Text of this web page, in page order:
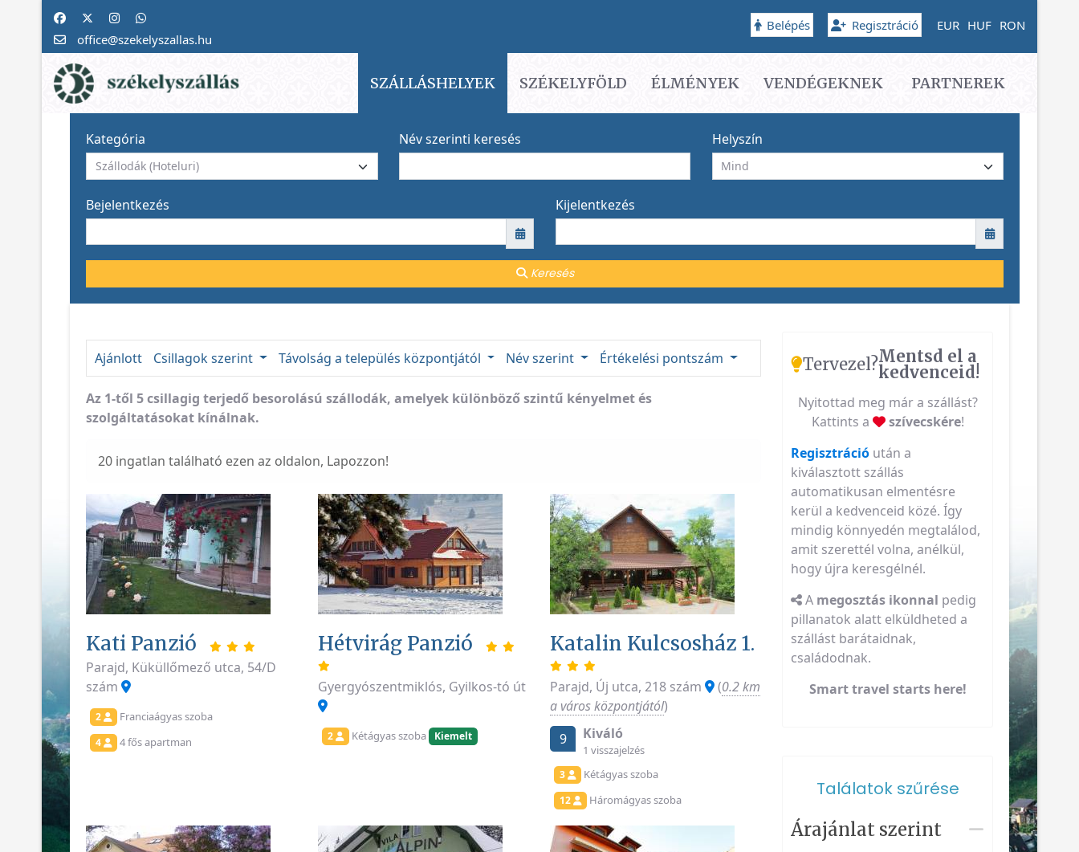
office@szekelyszallas.hu
Belépés Regisztráció EUR HUF RON
SZÁLLÁSHELYEK SZÉKELYFÖLD ÉLMÉNYEK VENDÉGEKNEK PARTNEREK
Kategória Név szerinti keresés Helyszín
Bejelentkezés Kijelentkezés
Keresés
Ajánlott Csillagok szerint Távolság a település központjától Név szerint Értékelési pontszám
Az 1-től 5 csillagig terjedő besorolású szállodák, amelyek különböző szintű kényelmet és
szolgáltatásokat kínálnak.
20 ingatlan található ezen az oldalon, Lapozzon!
Kati Panzió
Parajd, Küküllőmező utca, 54/D
szám
2 Franciaágyas szoba
4 4 fős apartman
Hétvirág Panzió
Gyergyószentmiklós, Gyilkos-tó út
2 Kétágyas szoba Kiemelt
Katalin Kulcsosház 1.
Parajd, Új utca, 218 szám (0.2 km
a város központjától)
9
Kiváló
1 visszajelzés
3 Kétágyas szoba
12 Háromágyas szoba
Tervezel?Mentsd el a
kedvenceid!
Nyitottad meg már a szállást?
Kattints a
szívecskére!
Regisztráció után a
kiválasztott szállás
automatikusan elmentésre
kerül a kedvenceid közé. Így
mindig könnyedén megtalálod,
amit szerettél volna, anélkül,
hogy újra keresgélnél.
A megosztás ikonnal pedig
pillanatok alatt elküldheted a
szállást barátaidnak,
családodnak.
Smart travel starts here!
Találatok szűrése
Árajánlat szerint